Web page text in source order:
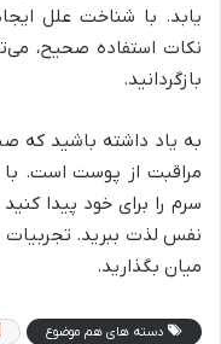
یابد. با شناخت علل
نکات استفاده صحیح،
بازگردانید.
به یاد داشته باشید که
مراقبت از پوست است.
سرم را برای خود پیدا
نفس لذت ببرید. تجربیات
میان بگذارید.
دسته های هم موضوع